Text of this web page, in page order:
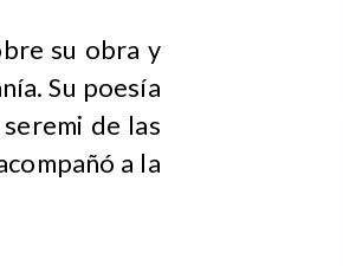
su obra y
Su poesía
de las
a la